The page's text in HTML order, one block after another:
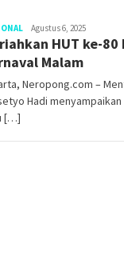
Malam
Neropong.com –
Hadi
[…]